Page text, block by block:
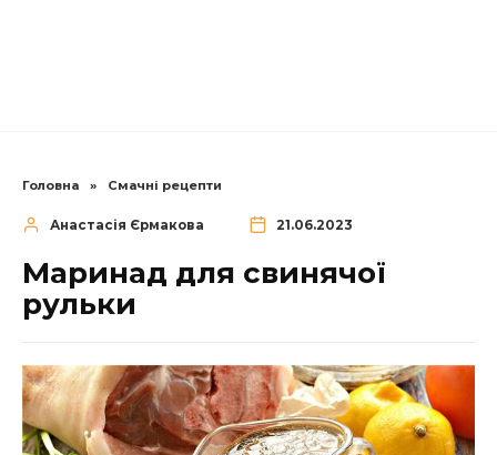
Головна » Смачні рецепти
Анастасія Єрмакова 21.06.2023
Маринад для свинячої
рульки